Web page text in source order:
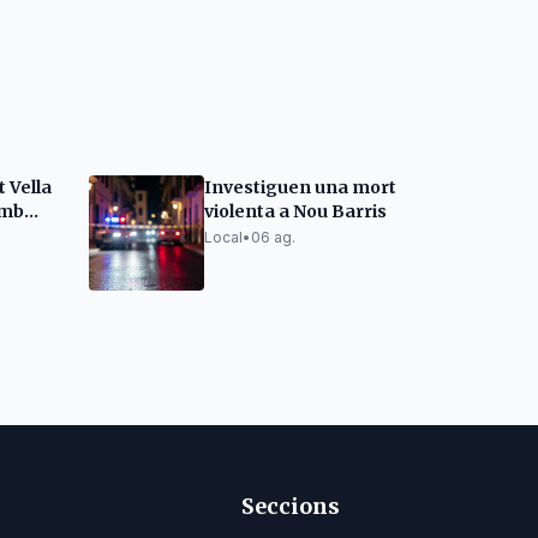
Vella
Investiguen una mort
violenta a Nou Barris
Local• 06 ag.
Seccions